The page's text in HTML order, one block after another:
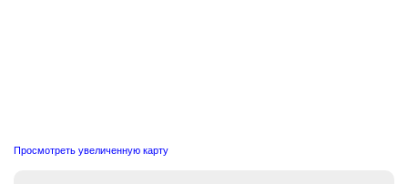
Просмотреть увеличенную карту